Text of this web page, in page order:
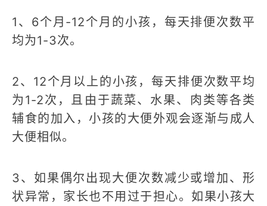
1、6个月-12个月的小孩，每天排便次数平
均为1-3次。
2、12个月以上的小孩，每天排便次数平均
为1-2次，且由于蔬菜、水果、肉类等各类
辅食的加入，小孩的大便外观会逐渐与成人
大便相似。
3、如果偶尔出现大便次数减少或增加、形
状异常，家长也不用过于担心。如果小孩大